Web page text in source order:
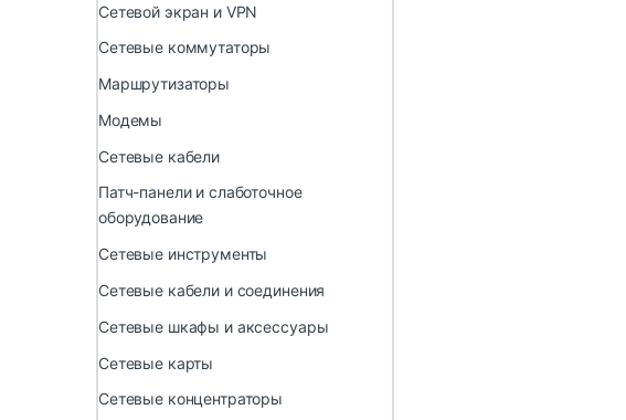
Сетевой экран и VPN
Сетевые коммутаторы
Маршрутизаторы
Модемы
Сетевые кабели
Патч-панели и слаботочное
оборудование
Сетевые инструменты
Сетевые кабели и соединения
Сетевые шкафы и аксессуары
Сетевые карты
Сетевые концентраторы